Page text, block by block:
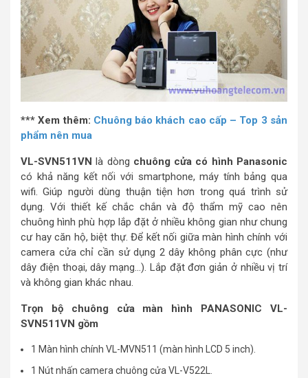
*** Xem thêm: Chuông báo khách cao cấp – Top 3 sản
phẩm nên mua
VL-SVN511VN là dòng chuông cửa có hình Panasonic
có khả năng kết nối với smartphone, máy tính bảng qua
wifi. Giúp người dùng thuận tiện hơn trong quá trình sử
dụng. Với thiết kế chắc chắn và độ thẩm mỹ cao nên
chuông hình phù hợp lắp đặt ở nhiều không gian như chung
cư hay căn hộ, biệt thự. Để kết nối giữa màn hình chính với
camera cửa chỉ cần sử dụng 2 dây không phân cực (như
dây điện thoại, dây mạng…). Lắp đặt đơn giản ở nhiều vị trí
và không gian khác nhau.
Trọn bộ chuông cửa màn hình PANASONIC VL-
SVN511VN gồm
1 Màn hình chính VL-MVN511 (màn hình LCD 5 inch).
1 Nút nhấn camera chuông cửa VL-V522L.